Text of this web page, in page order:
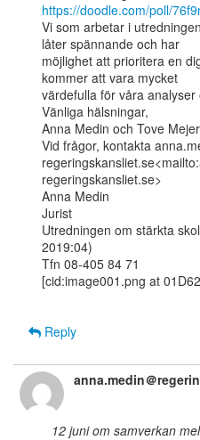
https://doodle.com/poll/
Vi som arbetar i
låter spännande och har
möjlighet att prioritera en
kommer att vara mycket
värdefulla för våra analyser
Vänliga hälsningar,
Anna Medin och Tove Mejer
Vid frågor, kontakta
regeringskansliet.se>
Anna Medin
Jurist
Utredningen om stärkta
2019:04)
Tfn 08-405 84 71
[cid:image001.png at
Reply
anna.medin＠
12 juni om samverkan